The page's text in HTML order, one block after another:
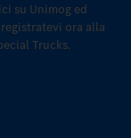
su Unimog ed
ora alla
Trucks.